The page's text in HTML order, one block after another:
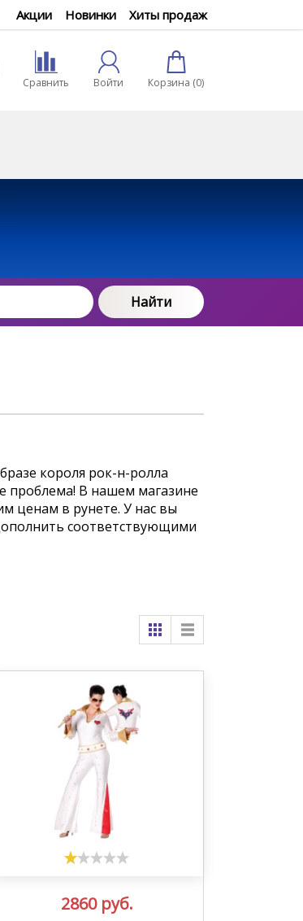
Акции Новинки Хиты продаж
Сравнить Войти Корзина (0)
Найти
короля рок-н-ролла
проблема! В нашем магазине
ценам в рунете. У нас вы
соответствующими
2860 руб.